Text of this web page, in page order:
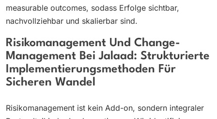
measurable outcomes, sodass Erfolge sichtbar,
nachvollziehbar und skalierbar sind.
Risikomanagement Und Change-
Management Bei Jalaad: Strukturierte
Implementierungsmethoden Für
Sicheren Wandel
Risikomanagement ist kein Add-on, sondern integraler